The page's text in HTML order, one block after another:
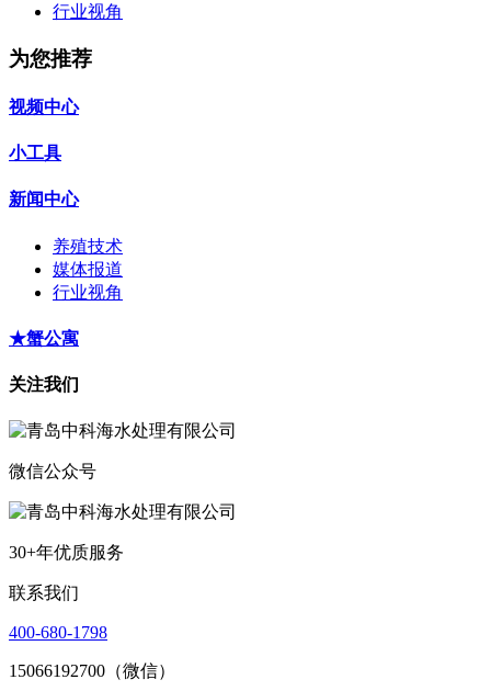
行业视角
为您推荐
视频中心
小工具
新闻中心
养殖技术
媒体报道
行业视角
★蟹公寓
关注我们
微信公众号
30+年优质服务
联系我们
400-680-1798
15066192700（微信）